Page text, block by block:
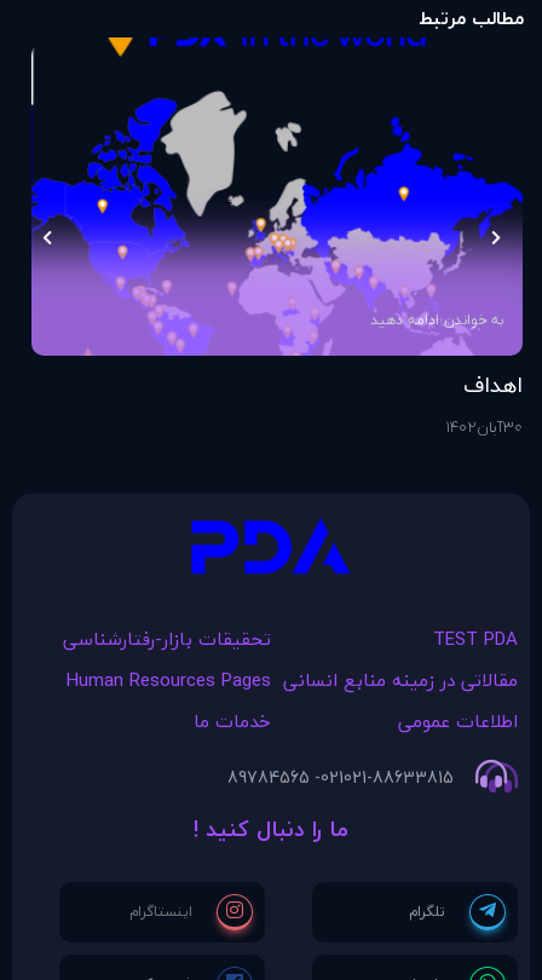
مطالب مرتبط
به خواندن ادامه دهید
اهداف
30آبان1402
TEST PDA
تحقیقات بازار-رفتارشناسی
مقالاتی در زمينه منابع انسانی Human Resources Pages
اطلاعات عمومی
خدمات ما
021-88633815
021- 89784565
ما را دنبال کنید !